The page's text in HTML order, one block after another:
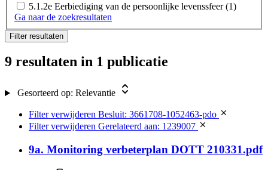
5.1.2e Eerbiediging van de persoonlijke levenssfeer (1)
Ga naar de zoekresultaten
Filter resultaten
9 resultaten in 1 publicatie
Gesorteerd op: Relevantie
Filter verwijderen Besluit: 3661708-1052463-pdo
Filter verwijderen Gerelateerd aan: 1239007
9a. Monitoring verbeterplan DOTT 210331.pdf